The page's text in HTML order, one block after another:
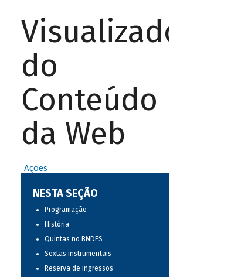
Visualizador
do
Conteúdo
da Web
Ações
NESTA SEÇÃO
Programação
História
Quintas no BNDES
Sextas instrumentais
Reserva de ingressos